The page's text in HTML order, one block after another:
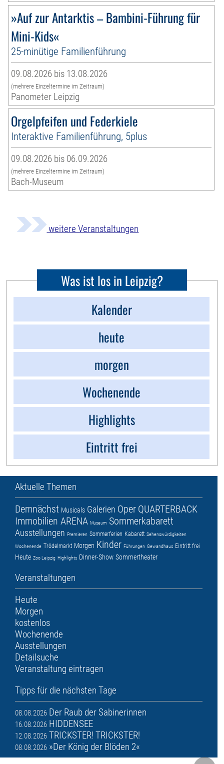
»Auf zur Antarktis – Bambini-Führung für
Mini-Kids«
25-minütige Familienführung
09.08.2026 bis 13.08.2026
(mehrere Einzeltermine im Zeitraum)
Panometer Leipzig
Orgelpfeifen und Federkiele
Interaktive Familienführung, 5plus
09.08.2026 bis 06.09.2026
(mehrere Einzeltermine im Zeitraum)
Bach-Museum
weitere Veranstaltungen
Was ist los in Leipzig?
Kalender
heute
morgen
Wochenende
Highlights
Eintritt frei
Aktuelle Themen
Demnächst Musicals Galerien Oper QUARTERBACK
Immobilien ARENA Museum Sommerkabarett
Ausstellungen Premieren Sommerferien Kabarett Sehenswürdigkeiten
Wochenende Trödelmarkt Morgen Kinder Führungen Gewandhaus Eintritt frei
Heute Zoo Leipzig Highlights Dinner-Show Sommertheater
Veranstaltungen
Heute
Morgen
kostenlos
Wochenende
Ausstellungen
Detailsuche
Veranstaltung eintragen
Tipps für die nächsten Tage
08.08.2026 Der Raub der Sabinerinnen
16.08.2026 HIDDENSEE
12.08.2026 TRICKSTER! TRICKSTER!
08.08.2026 »Der König der Blöden 2«